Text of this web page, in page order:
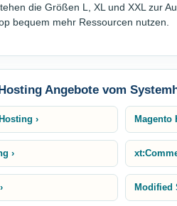
die Größen L, XL und XXL zur
bequem mehr Ressourcen nutzen.
Angebote vom
› Magento
›
Modified